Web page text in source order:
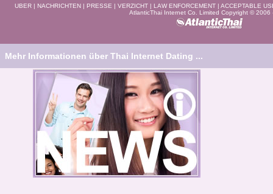
UBER| NACHRICHTEN| PRESSE | VERZICHT| LAW ENFORCEMENT| ACCEPTABLE
AtlanticThai Internet Co. Limited Copyright © 2006
Mehr Informationen über Thai Internet Dating ...